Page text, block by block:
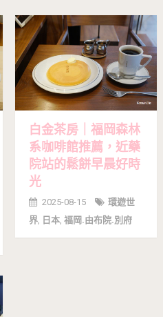
白金茶房｜福岡森林
系咖啡館推薦，近藥
院站的鬆餅早晨好時
光
2025-08-15
環遊世
界, 日本, 福岡.由布院.別府